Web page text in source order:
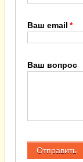
Ваш email
Ваш вопрос